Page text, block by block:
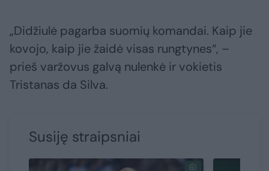
„Didžiulė pagarba suomių komandai. Kaip jie
kovojo, kaip jie žaidė visas rungtynes“, –
prieš varžovus galvą nulenkė ir vokietis
Tristanas da Silva.
Susiję straipsniai